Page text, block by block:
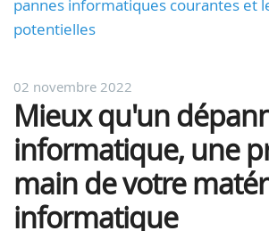
pannes informatiques courantes et
potentielles
02 novembre 2022
Mieux qu'un
informatique, une
main de votre
informatique